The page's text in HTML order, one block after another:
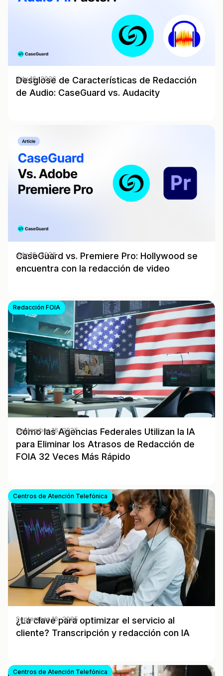
Desglose de Características de Redacción
de Audio: CaseGuard vs. Audacity
July 16, 2026
CaseGuard vs. Premiere Pro: Hollywood se
encuentra con la redacción de video
July 16, 2026
Redacción FOIA
Cómo las Agencias Federales Utilizan la IA
para Eliminar los Atrasos de Redacción de
FOIA 32 Veces Más Rápido
September 16, 2025
Centros de Atención Telefónica
¿La clave para optimizar el servicio al
cliente? Transcripción y redacción con IA
September 16, 2025
Centros de Atención Telefónica